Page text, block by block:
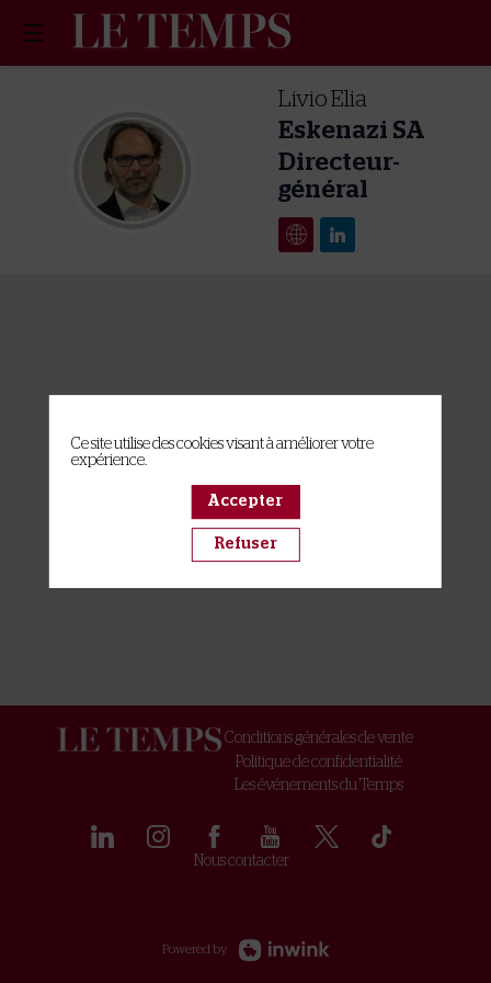
LE
Livio Elia
Eskenazi SA
Directeur-
général
Conditions générales de vente
Politique de confidentialité
Les événements du Temps
Nous contacter
Powered by
Ce site utilise des cookies visant à améliorer votre
expérience.
Accepter
Refuser